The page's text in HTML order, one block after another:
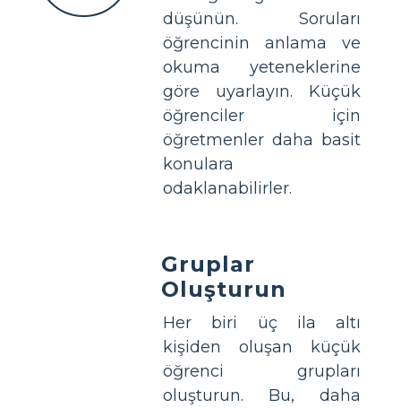
düşünün. Soruları
öğrencinin anlama ve
okuma yeteneklerine
göre uyarlayın. Küçük
öğrenciler için
öğretmenler daha basit
konulara
odaklanabilirler.
Gruplar
Oluşturun
Her biri üç ila altı
kişiden oluşan küçük
öğrenci grupları
oluşturun. Bu, daha